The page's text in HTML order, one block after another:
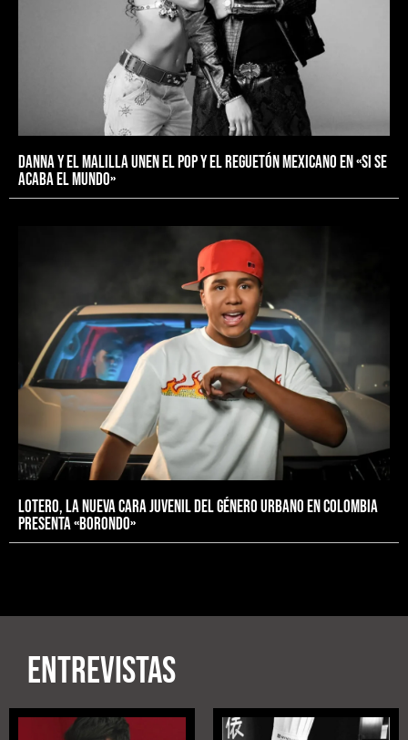
Danna y El Malilla unen el pop y el reguetón mexicano en «Si se
acaba el mundo»
LOTERO, LA NUEVA CARA JUVENIL DEL GÉNERO URBANO EN COLOMBIA
PRESENTA «Borondo»
ENTREVISTAS